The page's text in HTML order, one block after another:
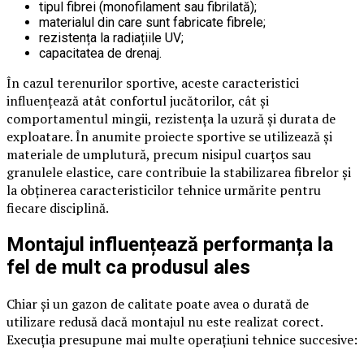
tipul fibrei (monofilament sau fibrilată);
materialul din care sunt fabricate fibrele;
rezistența la radiațiile UV;
capacitatea de drenaj.
În cazul terenurilor sportive, aceste caracteristici
influențează atât confortul jucătorilor, cât și
comportamentul mingii, rezistența la uzură și durata de
exploatare. În anumite proiecte sportive se utilizează și
materiale de umplutură, precum nisipul cuarțos sau
granulele elastice, care contribuie la stabilizarea fibrelor și
la obținerea caracteristicilor tehnice urmărite pentru
fiecare disciplină.
Montajul influențează performanța la
fel de mult ca produsul ales
Chiar și un gazon de calitate poate avea o durată de
utilizare redusă dacă montajul nu este realizat corect.
Execuția presupune mai multe operațiuni tehnice succesive: